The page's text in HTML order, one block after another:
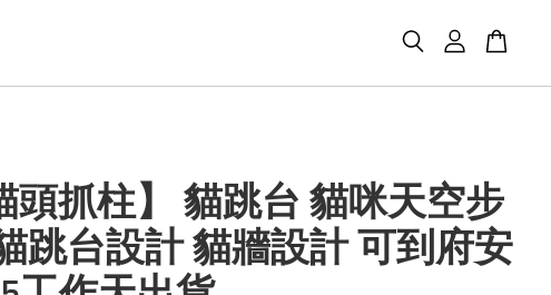
頭抓柱】 貓跳台 貓咪天空步
跳台設計 貓牆設計 可到府安